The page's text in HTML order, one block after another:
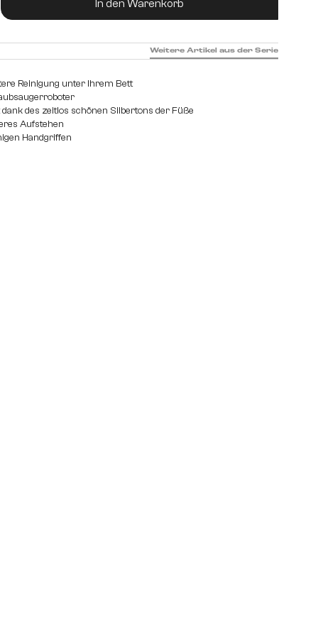
In den Warenkorb
Reinigung unter Ihrem Bett
des zeitlos schönen Silbertons der Füße
Aufstehen
Handgriffen
Weitere Artikel aus der Serie